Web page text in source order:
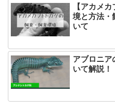
【アカメ
境と方法・
いて
アブロニ
いて解説！